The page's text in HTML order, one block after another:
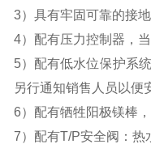
3）具有牢固可靠的接地
4）配有压力控制器，
5）配有低水位保护系统
另行通知销售人员以便
6）配有牺牲阳极镁棒
7）配有T/P安全阀：热